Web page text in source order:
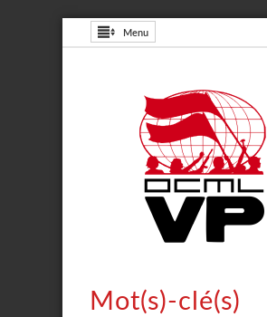
Menu
Mot(s)-clé(s)